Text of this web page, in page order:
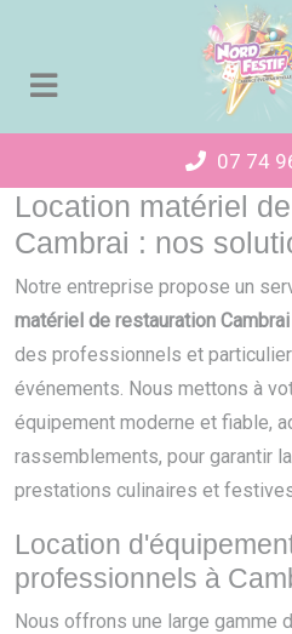
07 74
Location matériel
Cambrai : nos
Notre entreprise propose un
matériel de restauration Cambrai
des professionnels et
événements. Nous mettons à
équipement moderne et fiable,
rassemblements, pour garantir
prestations culinaires et
Location
professionnels à
Nous offrons une large gamme
Panneau de gestion des cookies